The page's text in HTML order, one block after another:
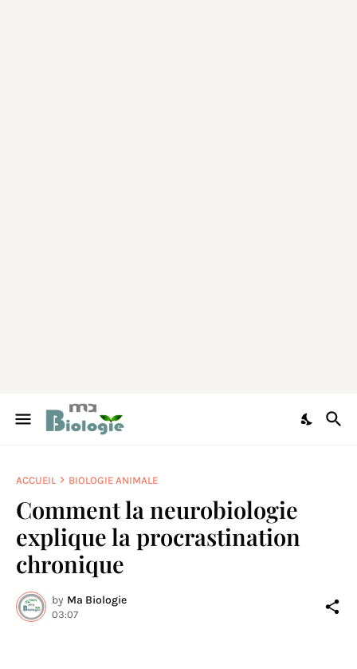
ACCUEIL BIOLOGIE ANIMALE
Comment la neurobiologie
explique la procrastination
chronique
by Ma Biologie
03:07